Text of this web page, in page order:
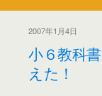
2007年1月4日
小６教科
えた！